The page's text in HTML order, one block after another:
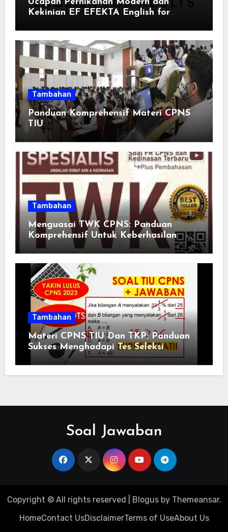
Kekinian EF EFEKTA English for
Momen Spesial Semakin Berarti
Tambahan
Panduan Komprehensif Materi CPNS
TIU
Tambahan
Menguasai TWK CPNS: Panduan
Komprehensif Untuk Keberhasilan
Tambahan
Materi CPNS TIU Dan TKP: Panduan
Sukses Menghadapi Tes Seleksi
Soal Jawaban
Copyright © All rights reserved Blogusby Themeansar.
HomeContact UsDisclaimerTerms of UseAbout Us